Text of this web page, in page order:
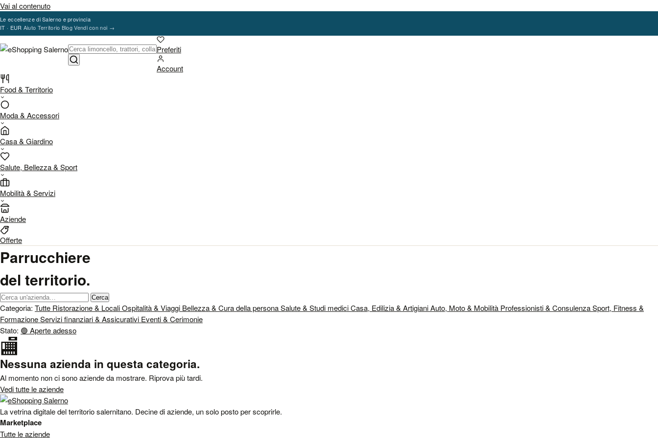
Vai al contenuto
Le eccellenze di Salerno e provincia
IT · EUR Aiuto Territorio BlogVendi con noi →
Preferiti
Account
Food & Territorio
Moda & Accessori
Casa & Giardino
Salute, Bellezza & Sport
Mobilità & Servizi
Aziende
Offerte
Parrucchiere
del territorio.
Cerca un'azienda Cerca
Categoria: Tutte Ristorazione & LocaliOspitalità & Viaggi Bellezza & Cura della personaSalute & Studi mediciCasa, Edilizia & ArtigianiAuto, Moto & Mobilità Professionisti & ConsulenzaSport, Fitness &
FormazioneServizi finanziari & Assicurativi Eventi & Cerimonie
Stato: 🟢 Aperte adesso
🏬
Nessuna azienda in questa categoria.
Al momento non ci sono aziende da mostrare. Riprova più tardi.
Vedi tutte le aziende
La vetrina digitale del territorio salernitano. Decine di aziende, un solo posto per scoprirle.
Marketplace
Tutte le aziende